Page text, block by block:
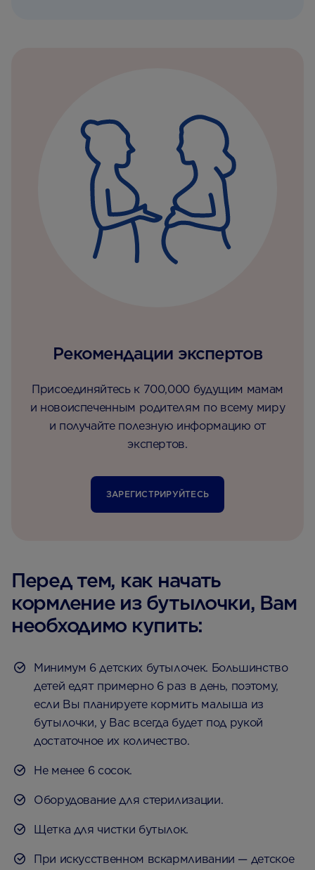
Рекомендации экспертов
Присоединяйтесь к 700,000 будущим мамам
и новоиспеченным родителям по всему миру
и получайте полезную информацию от
экспертов.
ЗАРЕГИСТРИРУЙТЕСЬ
Перед тем, как начать
кормление из бутылочки, Вам
необходимо купить:
Минимум 6 детских бутылочек. Большинство
детей едят примерно 6 раз в день, поэтому,
если Вы планируете кормить малыша из
бутылочки, у Вас всегда будет под рукой
достаточное их количество.
Не менее 6 сосок.
Оборудование для стерилизации.
Щетка для чистки бутылок.
При искусственном вскармливании — детское